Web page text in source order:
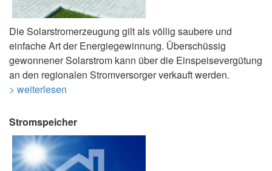
Die Solarstromerzeugung gilt als völlig saubere und
einfache Art der Energiegewinnung. Überschüssig
gewonnener Solarstrom kann über die Einspeisevergütung
an den regionalen Stromversorger verkauft werden.
> weiterlesen
Stromspeicher